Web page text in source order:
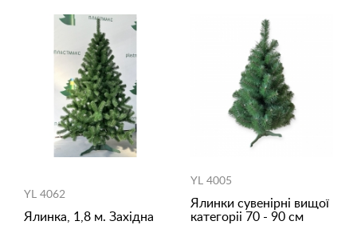
YL 4062
Ялинка, 1,8 м. Західна
YL 4005
Ялинки сувенірні вищої
категоріі 70 - 90 см